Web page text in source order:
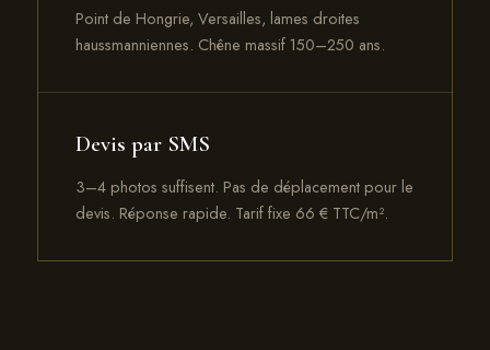
Point de Hongrie, Versailles, lames droites
haussmanniennes. Chêne massif 150–250 ans.
Devis par SMS
3–4 photos suffisent. Pas de déplacement pour le
devis. Réponse rapide. Tarif fixe 66 € TTC/m².